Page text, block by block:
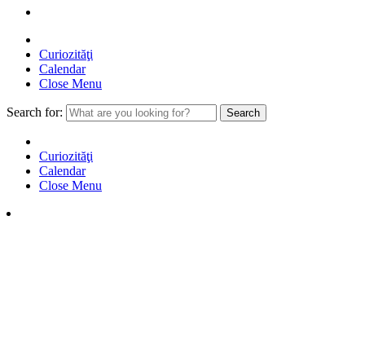
Curiozităţi
Calendar
Close Menu
Search for:
Curiozităţi
Calendar
Close Menu